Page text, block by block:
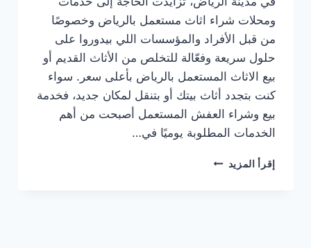
ومحلات شراء اثاث مستعمل بالرياض وخصوصًا
من قبل الأفراد والمؤسسات اللي بيدوروا على
حلول سريعة وفعّالة للتخلص من الأثاث القديم أو
بيع الاثاث المستعمل بالرياض بأعلى سعر. سواء
كنت بتجدد أثاث بيتك أو بتنقل لمكان جديد، فخدمة
بيع وشراء العفش المستعمل أصبحت من أهم
الخدمات المطلوبة يوميًا في…
إقرأ المزيد شراء